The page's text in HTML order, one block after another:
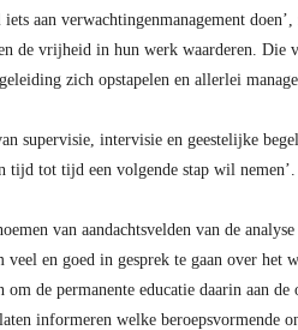
aan verwachtingenmanagement
de vrijheid in hun werk waarderen. Die
zich opstapelen en allerlei
supervisie, intervisie en geestelijke
tijd tot tijd een volgende stap wil nemen’.
van aandachtsvelden van de
en goed in gesprek te gaan over
om de permanente educatie daarin aan
informeren welke beroepsvormende